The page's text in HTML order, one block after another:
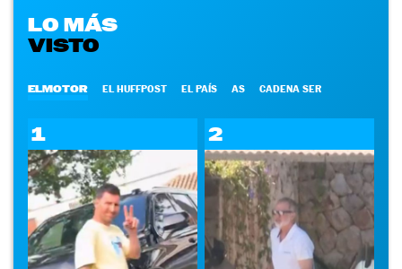
LO MÁS
VISTO
ELMOTOR EL HUFFPOST EL PAÍS AS CADENA SER
1 2